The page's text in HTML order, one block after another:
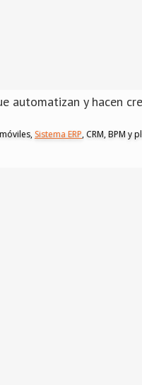
automatizan y hacen
Sistema ERP, CRM, BPM y